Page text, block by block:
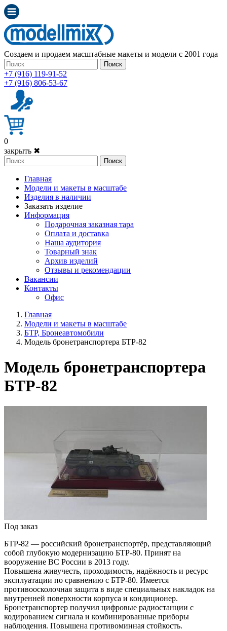
Создаем и продаем масштабные макеты и модели с 2001 года
Поиск
+7 (916) 119-91-52
+7 (916) 806-53-67
0
закрыть ✖
Поиск
Главная
Модели и макеты в масштабе
Изделия в наличии
Заказать изделие
Информация
Подарочная заказная тара
Оплата и доставка
Наша аудитория
Товарный знак
Архив изделий
Отзывы и рекомендации
Вакансии
Контакты
Офис
Главная
Модели и макеты в масштабе
БТР, Бронеавтомобили
Модель бронетранспортера БТР-82
Модель бронетранспортера
БТР-82
Под заказ
БТР-82 — российский бронетранспортёр, представляющий
собой глубокую модернизацию БТР-80. Принят на
вооружение ВС России в 2013 году.
Повышена живучесть, проходимость, надёжность и ресурс
эксплуатации по сравнению с БТР-80. Имеется
противоосколочная защита в виде специальных накладок на
внутренней поверхности корпуса и кондиционер.
Бронетранспортер получил цифровые радиостанции с
кодированием сигнала и комбинированные приборы
наблюдения. Повышена противоминная стойкость.